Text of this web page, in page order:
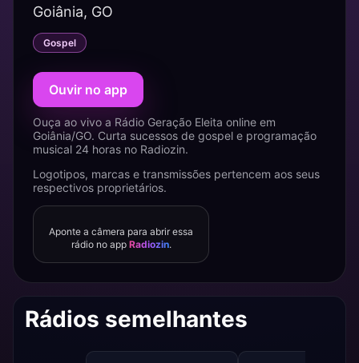
Goiânia, GO
Gospel
Ouvir no app
Ouça ao vivo a Rádio Geração Eleita online em
Goiânia/GO. Curta sucessos de gospel e programação
musical 24 horas no Radiozin.
Logotipos, marcas e transmissões pertencem aos seus
respectivos proprietários.
Aponte a câmera para abrir essa
rádio no app Radiozin.
Rádios semelhantes